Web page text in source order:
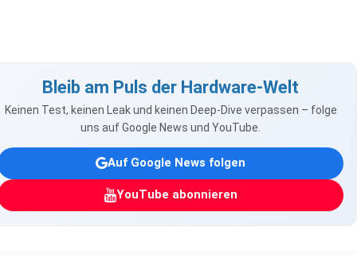
Bleib am Puls der Hardware-Welt
Keinen Test, keinen Leak und keinen Deep-Dive verpassen – folge
uns auf Google News und YouTube.
Auf Google News folgen
YouTube abonnieren